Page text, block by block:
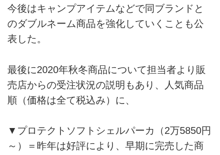
今後はキャンプアイテムなどで同ブランドと
のダブルネーム商品を強化していくことも公
表した。
最後に2020年秋冬商品について担当者より販
売店からの受注状況の説明もあり、人気商品
順（価格は全て税込み）に、
▼プロテクトソフトシェルパーカ（2万5850円
～）＝昨年は好評により、早期に完売した商